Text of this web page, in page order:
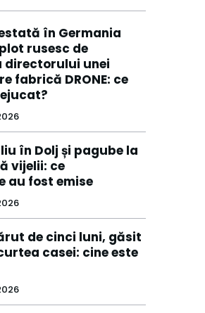
în Germania
rusesc de
directorului unei
fabrică DRONE: ce
în Dolj și pagube la
vijelii: ce
au fost emise
de cinci luni, găsit
casei: cine este